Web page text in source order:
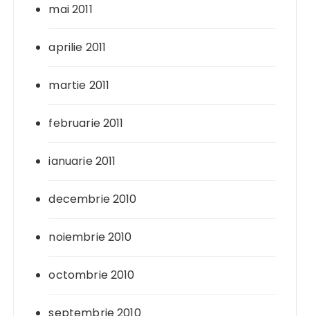
mai 2011
aprilie 2011
martie 2011
februarie 2011
ianuarie 2011
decembrie 2010
noiembrie 2010
octombrie 2010
septembrie 2010